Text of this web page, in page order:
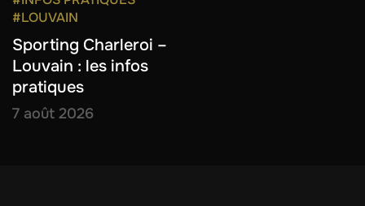
#LOUVAIN
Sporting Charleroi –
Louvain : les infos
pratiques
7 août 2026